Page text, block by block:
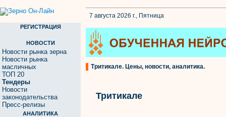
7 августа 2026 г., Пятница
РЕГИСТРАЦИЯ
НОВОСТИ
Новости рынка зерна
Новости рынка
масличных
ТОП 20
Тендеры
Новости
законодательства
Пресс-релизы
АНАЛИТИКА
Тритикале. Цены, новости, аналитика.
Тритикале